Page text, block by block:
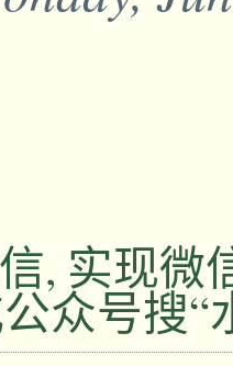
, 实现微
众号搜“